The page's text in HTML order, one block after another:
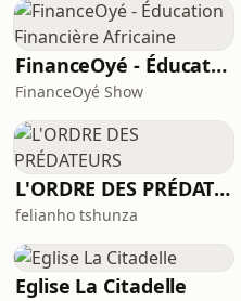
FinanceOyé - Éducation Financière Africaine
FinanceOyé Show
L'ORDRE DES PRÉDATEURS
felianho tshunza
Eglise La Citadelle